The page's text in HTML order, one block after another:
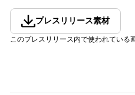
プレスリリース素材
このプレスリリース内で使われている